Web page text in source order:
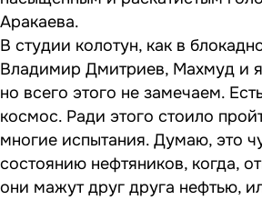
Аракаева.
В студии колотун, как в
Владимир Дмитриев, Махмуд и
но всего этого не замечаем.
космос. Ради этого стоило
многие испытания. Думаю, это
состоянию нефтяников, когда,
они мажут друг друга нефтью,